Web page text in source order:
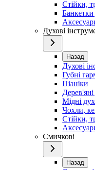
Стійки,
Духові
Назад
Духові
Губні
Піаніки
Дерев'яні
Мідні
Чохли,
Стійки,
Смичкові
Назад